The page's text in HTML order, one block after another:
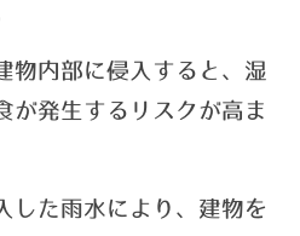
物内部に侵入すると、 湿
が発生するリスクが高ま
した雨水により、建物を